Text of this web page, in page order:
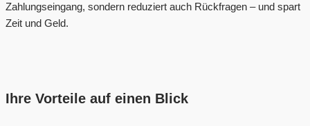
Zahlungseingang, sondern reduziert auch Rückfragen – und spart
Zeit und Geld.
Ihre Vorteile auf einen Blick